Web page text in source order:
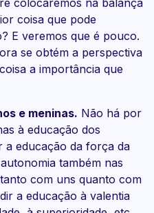
colocaremos na balança
coisa que pode
E veremos que é pouco.
se obtém a perspectiva
a importância que
e meninas. Não há por
à educação dos
a educação da força da
também nas
com uns quanto com
a educação à valentia